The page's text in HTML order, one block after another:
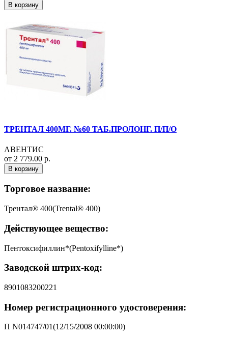
В корзину
ТРЕНТАЛ 400МГ. №60 ТАБ.ПРОЛОНГ. П/П/О
АВЕНТИС
от 2 779.00 р.
В корзину
Торговое название:
Трентал® 400(Trental® 400)
Действующее вещество:
Пентоксифиллин*(Pentoxifylline*)
Заводской штрих-код:
8901083200221
Номер регистрационного удостоверения:
П N014747/01(12/15/2008 00:00:00)